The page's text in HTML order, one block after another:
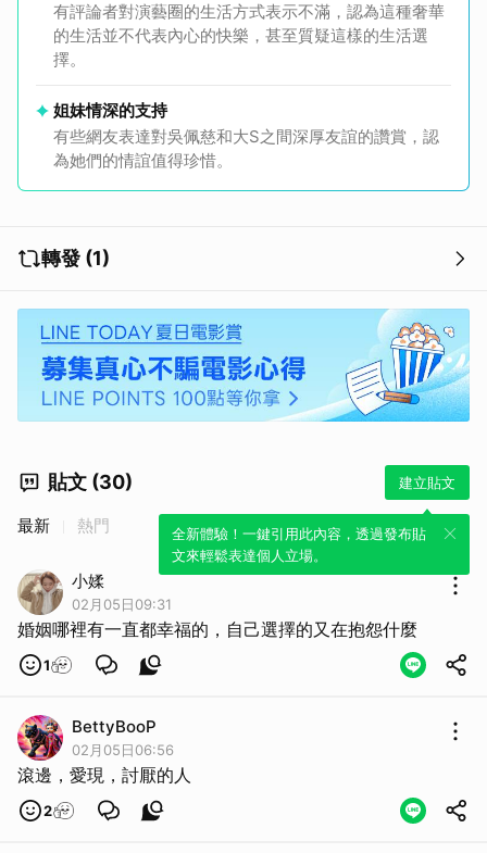
有評論者對演藝圈的生活方式表示不滿，認為這種奢華
的生活並不代表內心的快樂，甚至質疑這樣的生活選
擇。
姐妹情深的支持
有些網友表達對吳佩慈和大S之間深厚友誼的讚賞，認
為她們的情誼值得珍惜。
轉發 (1)
貼文 (30) 建立貼文
全新體驗！一鍵引用此內容，透過發布貼
文來輕鬆表達個人立場。
最新 熱門
小媃
02月05日09:31
婚姻哪裡有一直都幸福的，自己選擇的又在抱怨什麼
1
BettyBooP
02月05日06:56
滾邊，愛現，討厭的人
2